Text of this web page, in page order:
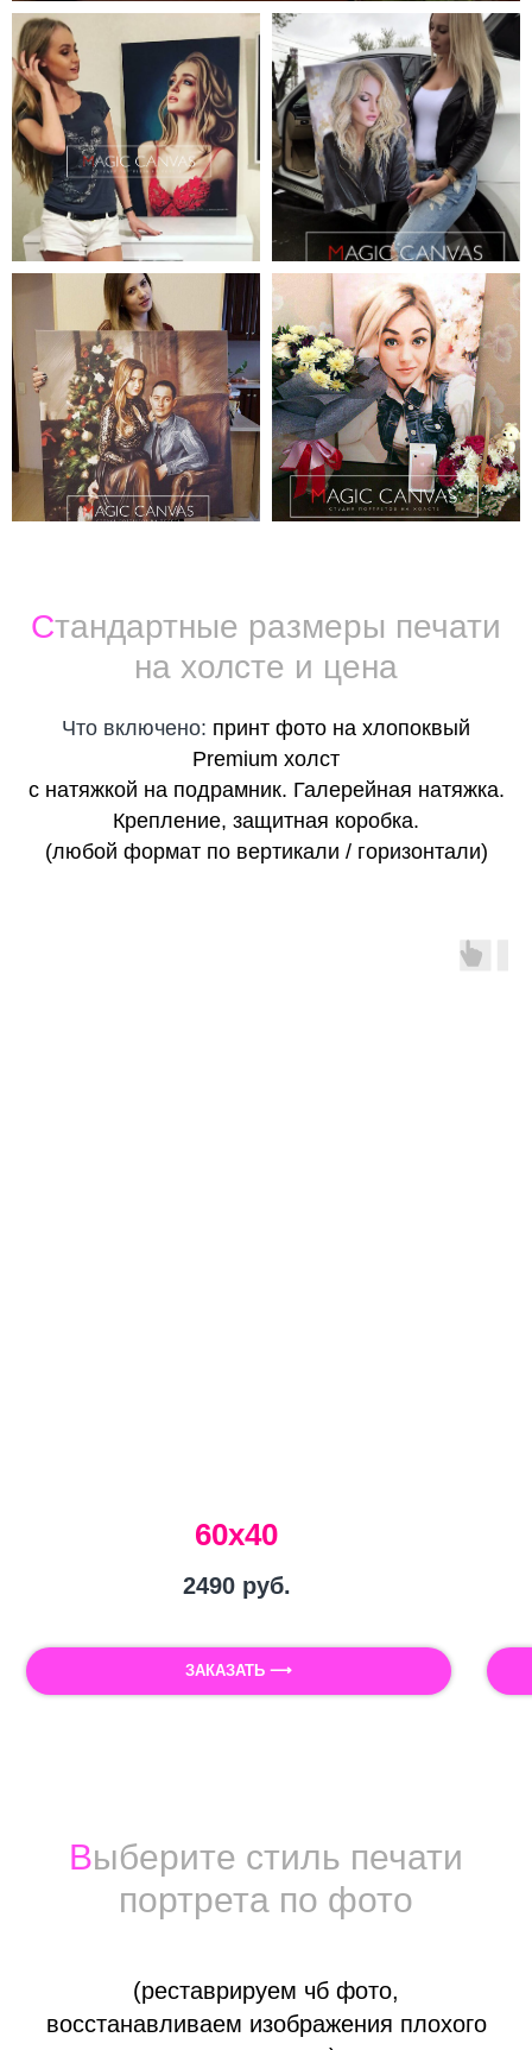
Стандартные размеры печати
на холсте и цена
Что включено: принт фото на хлопоквый
Premium холст
с натяжкой на подрамник. Галерейная натяжка.
Крепление, защитная коробка.
(любой формат по вертикали / горизонтали)
60х40
2490 руб.
ЗАКАЗАТЬ ⟶
Выберите стиль печати
портрета по фото
(реставрируем чб фото,
восстанавливаем изображения плохого